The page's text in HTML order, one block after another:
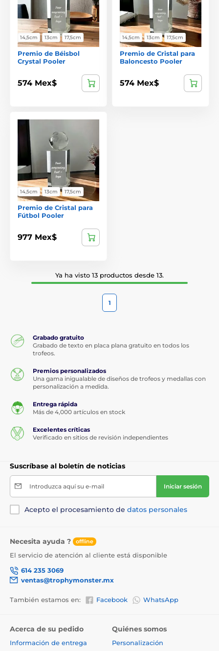
14,5cm 13cm 17,5cm
Premio de Béisbol
Crystal Pooler
574 Mex$
14,5cm 13cm 17,5cm
Premio de Cristal para
Baloncesto Pooler
574 Mex$
14,5cm 13cm 17,5cm
Premio de Cristal para
Fútbol Pooler
977 Mex$
Ya ha visto 13 productos desde 13.
1
Grabado gratuito
Grabado de texto en placa plana gratuito en todos los
trofeos.
Premios personalizados
Una gama inigualable de diseños de trofeos y medallas con
personalización a medida.
Entrega rápida
Más de 4,000 artículos en stock
Excelentes críticas
Verificado en sitios de revisión independientes
Suscríbase al boletín de noticias
Introduzca aquí su e-mail Iniciar sesión
Acepto el procesamiento de datos personales
Necesita ayuda ? offline
El servicio de atención al cliente está disponible
614 235 3069
ventas@trophymonster.mx
También estamos en: Facebook WhatsApp
Acerca de su pedido
Información de entrega
Quiénes somos
Personalización